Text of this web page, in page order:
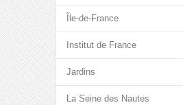
Île-de-France
Institut de France
Jardins
La Seine des Nautes